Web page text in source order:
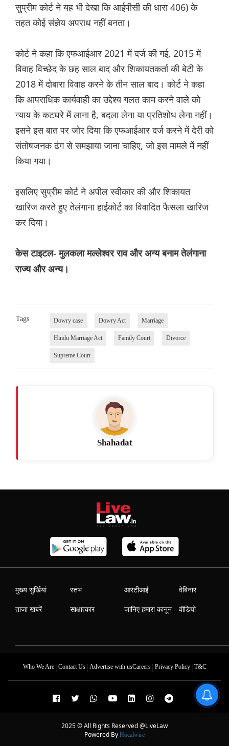
सुप्रीम कोर्ट ने यह भी देखा कि आईपीसी की धारा 406) के
तहत कोई संज्ञेय अपराध नहीं बनता।
कोर्ट ने कहा कि एफआईआर 2021 में दर्ज की गई, 2015 में
विवाह विच्छेद के छह साल बाद और शिकायतकर्ता की बेटी के
2018 में दोबारा विवाह करने के तीन साल बाद। कोर्ट ने कहा
कि आपराधिक कार्यवाही का उद्देश्य गलत काम करने वाले को
न्याय के कटघरे में लाना है, बदला लेना या प्रतिशोध लेना नहीं।
इसने इस बात पर जोर दिया कि एफआईआर दर्ज करने में देरी को
संतोषजनक ढंग से समझाया जाना चाहिए, जो इस मामले में नहीं
किया गया।
इसलिए सुप्रीम कोर्ट ने अपील स्वीकार की और शिकायत
खारिज करते हुए तेलंगाना हाईकोर्ट का विवादित फैसला खारिज
कर दिया।
केस टाइटल- मुलकला मल्लेश्वर राव और अन्य बनाम तेलंगाना
राज्य और अन्य।
Tags Dowry case Dowry Act Marriage
Hindu Marriage Act Family Court Divorce
Supreme Court
Shahadat
मुख्य सुर्खियां
ताजा खबरें
स्तंभ
साक्षात्कार
आरटीआई
जानिए हमारा कानून
वेबिनार
वीडियो
Who We Are| Contact Us| Advertise with usCareers| Privacy Policy| T&C
2025 © All Rights Reserved @LiveLaw
Powered By Hocalwire